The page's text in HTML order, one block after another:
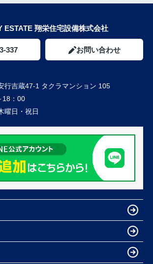
ESTATE 翔栄住宅設備株式会社
337 お問い合わせ
行吉蔵47-1 タクラマンション 105
18：00
曜日・祝日